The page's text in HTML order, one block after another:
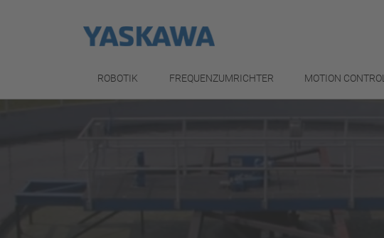
ROBOTIK FREQUENZUMRICHTER MOTION CONTROL